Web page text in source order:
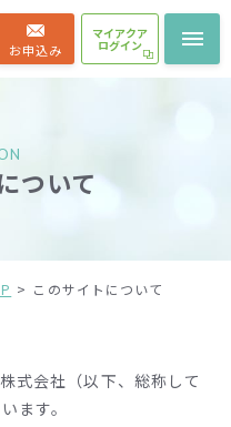
お申込み
マイアクア
ログイン
ついて
このサイトについて
式会社（以下、総称して
ます。